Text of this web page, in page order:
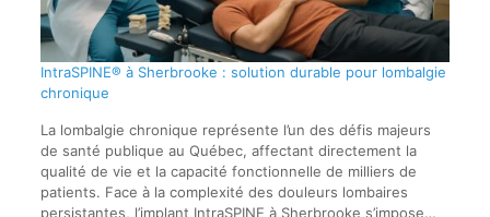
IntraSPINE® à Sherbrooke : solution durable pour lombalgie
chronique
La lombalgie chronique représente l’un des défis majeurs
de santé publique au Québec, affectant directement la
qualité de vie et la capacité fonctionnelle de milliers de
patients. Face à la complexité des douleurs lombaires
persistantes, l’implant IntraSPINE à Sherbrooke s’impose…